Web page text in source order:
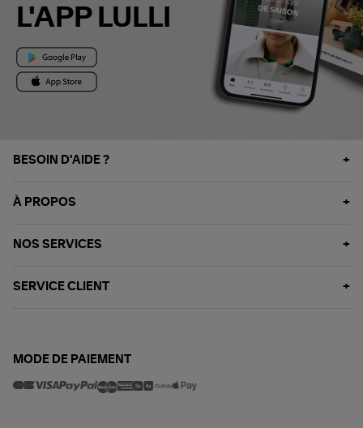
L'APP LULLI
BESOIN D'AIDE ?
À PROPOS
NOS SERVICES
SERVICE CLIENT
MODE DE PAIEMENT